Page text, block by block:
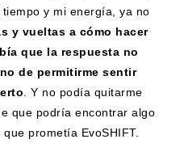
y mi energía, ya no
y vueltas a cómo hacer
que la respuesta no
de permitirme sentir
. Y no podía quitarme
que podría encontrar algo
prometía EvoSHIFT.